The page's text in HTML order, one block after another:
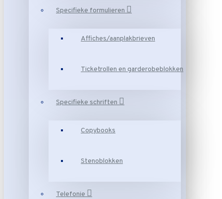
Specifieke formulieren
Affiches/aanplakbrieven
Ticketrollen en garderobeblokken
Specifieke schriften
Copybooks
Stenoblokken
Telefonie